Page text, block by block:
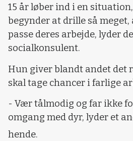
15 år løber ind i en
begynder at drille så meget,
passe deres arbejde, lyder
socialkonsulent.
Hun giver blandt andet det
skal tage chancer i farlige
- Vær tålmodig og far ikke
omgang med dyr, lyder et
hende.